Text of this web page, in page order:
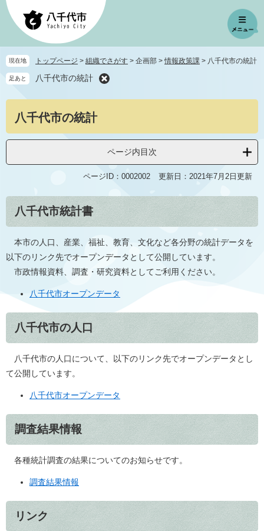
ペ
先
頭
メ
を
飛
文
へ
現在地 トップページ > 組織でさがす > 企画部 >情報政策課 > 八千代市の統計
足あと 八千代市の統計
八千代市の統計
ページ内目次
ページID：0002002 更新日：2021年7月2日更新
八千代市統計書
本市の人口、産業、福祉、教育、文化など各分野の統計データを
以下のリンク先でオープンデータとして公開しています。
市政情報資料、調査・研究資料としてご利用ください。
八千代市オープンデータ
八千代市の人口
八千代市の人口について、以下のリンク先でオープンデータとし
て公開しています。
八千代市オープンデータ
調査結果情報
各種統計調査の結果についてのお知らせです。
調査結果情報
リンク